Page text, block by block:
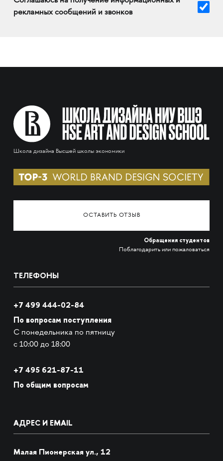
рекламных сообщений и звонков
Школа дизайна Высшей школы экономики
ОСТАВИТЬ ОТЗЫВ
Обращения студентов
Поблагодарить или пожаловаться
ТЕЛЕФОНЫ
+7 499 444-02-84
По вопросам поступления
С понедельника по пятницу
с 10:00 до 18:00
+7 495 621-87-11
По общим вопросам
АДРЕС И EMAIL
Малая Пионерская ул., 12